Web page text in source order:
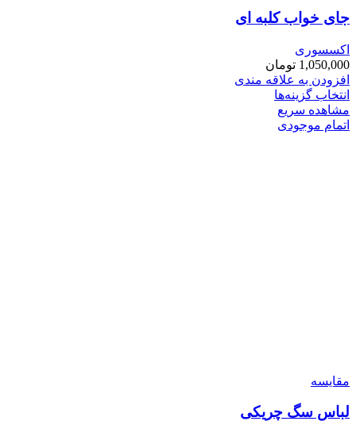
جای خواب کلبه ای
اکسسوری
1,050,000 تومان
افزودن به علاقه مندی
انتخاب گزینه‌ها
مشاهده سریع
اتمام موجودی
مقایسه
لباس سگ چریکی